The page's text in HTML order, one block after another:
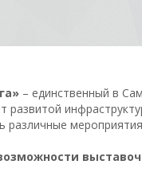
– единственный в
развитой
различные